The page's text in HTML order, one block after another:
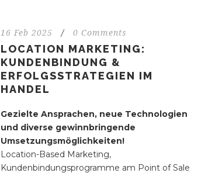
16 Feb 2025 / 0 Comments
LOCATION MARKETING:
KUNDENBINDUNG &
ERFOLGSSTRATEGIEN IM
HANDEL
Gezielte Ansprachen, neue Technologien
und diverse gewinnbringende
Umsetzungsmöglichkeiten!
Location-Based Marketing,
Kundenbindungsprogramme am Point of Sale